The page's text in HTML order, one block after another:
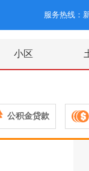
服务热线：
小区
公积金贷款